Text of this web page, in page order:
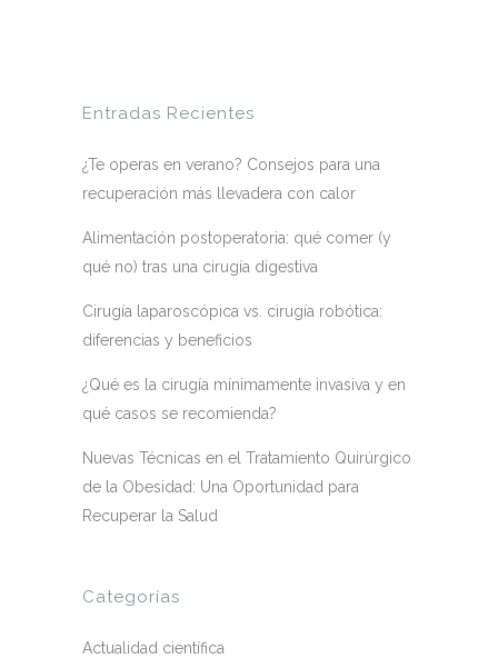
Entradas Recientes
¿Te operas en verano? Consejos para una
recuperación más llevadera con calor
Alimentación postoperatoria: qué comer (y
qué no) tras una cirugía digestiva
Cirugía laparoscópica vs. cirugía robótica:
diferencias y beneficios
¿Qué es la cirugía mínimamente invasiva y en
qué casos se recomienda?
Nuevas Técnicas en el Tratamiento Quirúrgico
de la Obesidad: Una Oportunidad para
Recuperar la Salud
Categorías
Actualidad científica